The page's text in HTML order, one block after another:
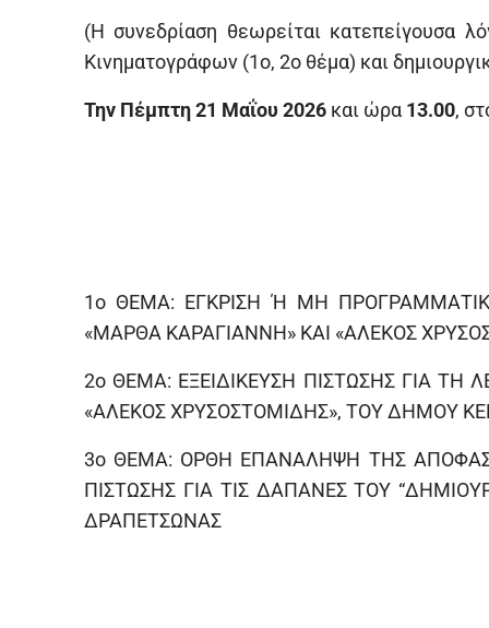
(Η συνεδρίαση θεωρείται κατεπείγουσα
Κινηματογράφων (1ο, 2ο θέμα) και
Την Πέμπτη 21 Μαΐου 2026 και ώρα 13.00,
1ο ΘΕΜΑ: ΕΓΚΡΙΣΗ Ή ΜΗ
«ΜΑΡΘΑ ΚΑΡΑΓΙΑΝΝΗ» ΚΑΙ «ΑΛΕΚΟΣ
2ο ΘΕΜΑ: ΕΞΕΙΔΙΚΕΥΣΗ ΠΙΣΤΩΣΗΣ ΓΙΑ
«ΑΛΕΚΟΣ ΧΡΥΣΟΣΤΟΜΙΔΗΣ», ΤΟΥ ΔΗΜΟΥ
3ο ΘΕΜΑ: ΟΡΘΗ ΕΠΑΝΑΛΗΨΗ ΤΗΣ
ΠΙΣΤΩΣΗΣ ΓΙΑ ΤΙΣ ΔΑΠΑΝΕΣ ΤΟΥ
ΔΡΑΠΕΤΣΩΝΑΣ